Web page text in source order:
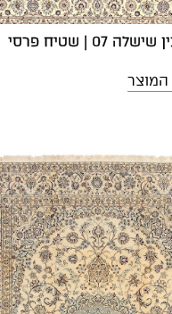
07 | שטיח פרסי
המוצר